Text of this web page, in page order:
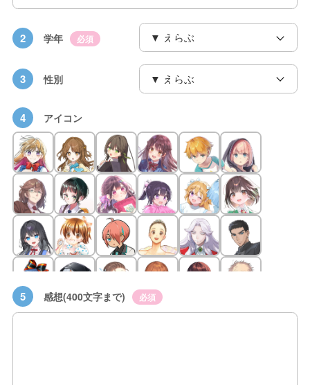
2 学年 必須
3 性別
4 アイコン
5 感想(400文字まで) 必須